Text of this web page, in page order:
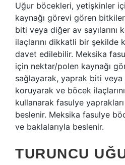
Uğur böcekleri, yetişkinler
kaynağı görevi gören
biti veya diğer av sayılarını
ilaçlarını dikkatli bir şekilde
davet edilebilir. Meksika
için nektar/polen kaynağı
sağlayarak, yaprak biti veya
koruyarak ve böcek
kullanarak fasulye
beslenir. Meksika fasulye
ve baklalarıyla beslenir.
TURUNCU